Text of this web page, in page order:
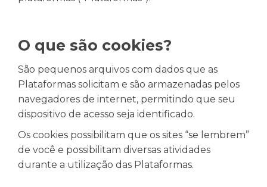
O que são cookies?
São pequenos arquivos com dados que as
Plataformas solicitam e são armazenadas pelos
navegadores de internet, permitindo que seu
dispositivo de acesso seja identificado.
Os cookies possibilitam que os sites “se lembrem”
de você e possibilitam diversas atividades
durante a utilização das Plataformas.